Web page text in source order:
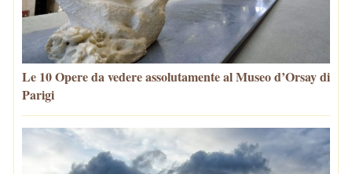
Le 10 Opere da vedere assolutamente al Museo d’Orsay di
Parigi